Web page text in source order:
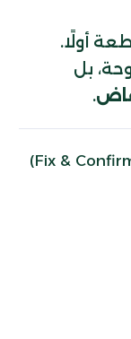
أولًا.
بل
.